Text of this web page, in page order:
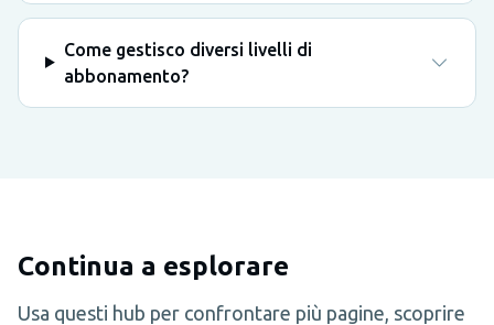
Come gestisco diversi livelli di
abbonamento?
Continua a esplorare
Usa questi hub per confrontare più pagine, scoprire